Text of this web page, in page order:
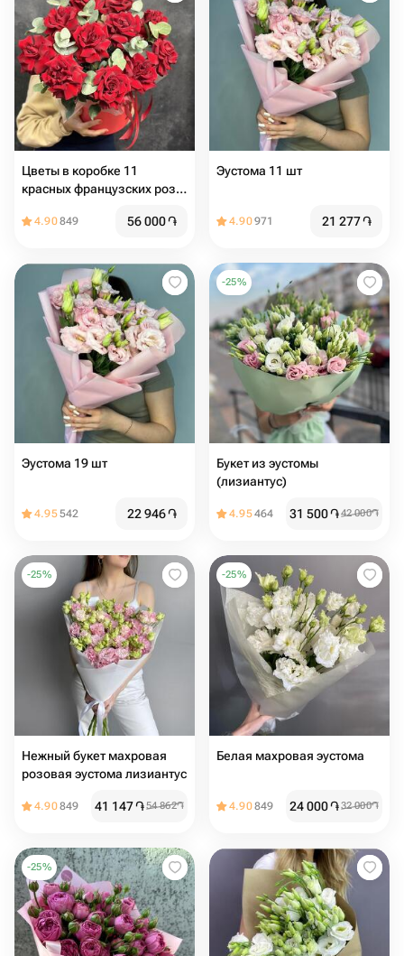
Цветы в коробке 11
красных французских роз с
4.90849 56 000֏
Эустома 11 шт
4.90971 21 277֏
Эустома 19 шт
4.95542 22 946֏
-25%
Букет из эустомы
(лизиантус)
4.95464 31 500֏42 000֏
-25%
Нежный букет махровая
розовая эустома лизиантус
4.90849 41 147֏54 862֏
-25%
Белая махровая эустома
4.90849 24 000֏32 000֏
-25%